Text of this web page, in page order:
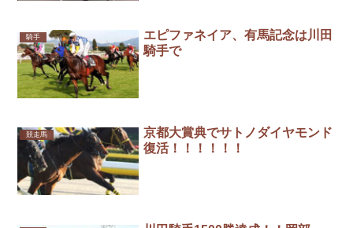
騎手
エピファネイア、有馬記念は川田
騎手で
競走馬
京都大賞典でサトノダイヤモンド
復活！！！！！！